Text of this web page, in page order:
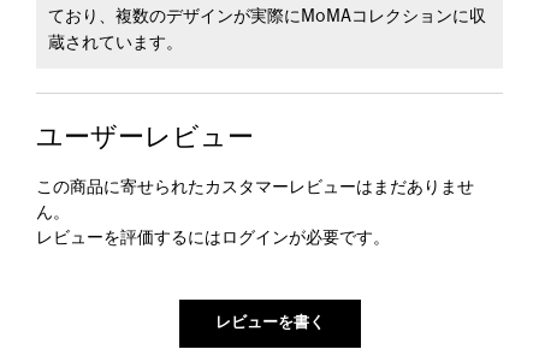
ており、複数のデザインが実際にMoMAコレクションに収
蔵されています。
ユーザーレビュー
この商品に寄せられたカスタマーレビューはまだありませ
ん。
レビューを評価するには ログインが必要です。